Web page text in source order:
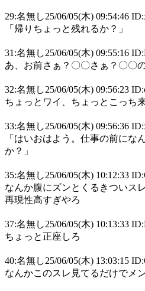
29:名無し25/06/05(木) 09:54:46
「帰りちょっと残れるか？」
31:名無し25/06/05(木) 09:55:16
あ、お前さぁ？〇〇さぁ？〇〇
32:名無し25/06/05(木) 09:56:23
ちょっとワイ、ちょっとこっち
33:名無し25/06/05(木) 09:56:36
「はいおはよう。仕事の前にな
か？」
35:名無し25/06/05(木) 10:12:33
なんか腹にズンとくるきついス
再現性高すぎやろ
37:名無し25/06/05(木) 10:13:33
ちょっと正座しろ
40:名無し25/06/05(木) 13:03:15
なんかこのスレ見てるだけでメ